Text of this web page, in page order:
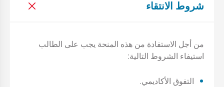
شروط الانتقاء
من أجل الاستفادة من هذه المنحة يجب على الطالب
استيفاء الشروط التالية:
التفوق الأكاديمي.